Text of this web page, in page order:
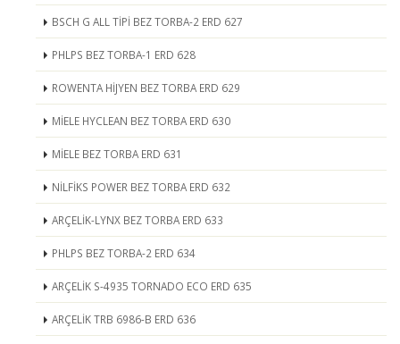
BSCH G ALL TİPİ BEZ TORBA-2 ERD 627
PHLPS BEZ TORBA-1 ERD 628
ROWENTA HİJYEN BEZ TORBA ERD 629
MİELE HYCLEAN BEZ TORBA ERD 630
MİELE BEZ TORBA ERD 631
NİLFİKS POWER BEZ TORBA ERD 632
ARÇELİK-LYNX BEZ TORBA ERD 633
PHLPS BEZ TORBA-2 ERD 634
ARÇELİK S-4935 TORNADO ECO ERD 635
ARÇELİK TRB 6986-B ERD 636